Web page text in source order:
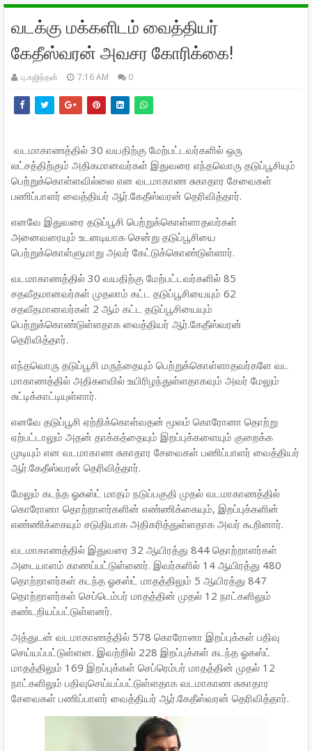
வடக்கு மக்களிடம் வைத்தியர்
கேதீஸ்வரன் அவசர கோரிக்கை!
பு.கஜிந்தன் 7:16 AM 0
வடமாகாணத்தில் 30 வயதிற்கு மேற்பட்டவர்களில் ஒரு
லட்சத்திற்கும் அதிகமானவர்கள் இதுவரை எந்தவொரு தடுப்பூசியும்
பெற்றுக்கொள்ளவில்லை என வடமாகாண சுகாதார சேவைகள்
பணிப்பாளர் வைத்தியர் ஆர்.கேதீஸ்வரன் தெரிவித்தார்.
எனவே இதுவரை தடுப்பூசி பெற்றுக்கொள்ளாதவர்கள்
அனைவரையும் உடனடியாக சென்று தடுப்பூசியை
பெற்றுக்கொள்ளுமாறு அவர் கேட்டுக்கொண்டுள்ளார்.
வடமாகாணத்தில் 30 வயதிற்கு மேற்பட்டவர்களில் 85
சதவீதமானவர்கள் முதலாம் கட்ட தடுப்பூசியையும் 62
சதவீதமானவர்கள் 2 ஆம் கட்ட தடுப்பூசியையும்
பெற்றுக்கொண்டுள்ளதாக வைத்தியர் ஆர்.கேதீஸ்வரன்
தெரிவித்தார்.
எந்தவொரு தடுப்பூசி மருந்தையும் பெற்றுக்கொள்ளாதவர்களே வட
மாகாணத்தில் அதிகளவில் உயிரிழந்துள்ளதாகவும் அவர் மேலும்
சுட்டிக்காட்டியுள்ளார்.
எனவே தடுப்பூசி ஏற்றிக்கொள்வதன் மூலம் கொரோனா தொற்று
ஏற்பட்டாலும் அதன் தாக்கத்தையும் இறப்புக்களையும் குறைக்க
முடியும் என வடமாகாண சுகாதார சேவைகள் பணிப்பாளர் வைத்தியர்
ஆர்.கேதீஸ்வரன் தெரிவித்தார்.
மேலும் கடந்த ஓகஸ்ட் மாதம் நடுப்பகுதி முதல் வடமாகாணத்தில்
கொரோனா தொற்றாளர்களின் எண்ணிக்கையும், இறப்புக்களின்
எண்ணிக்கையும் சடுதியாக அதிகரித்துள்ளதாக அவர் கூறினார்.
வடமாகாணத்தில் இதுவரை 32 ஆயிரத்து 844 தொற்றாளர்கள்
அடையாளம் காணப்பட்டுள்ளனர். இவர்களில் 14 ஆயிரத்து 480
தொற்றாளர்கள் கடந்த ஓகஸ்ட் மாதத்திலும் 5 ஆயிரத்து 847
தொற்றாளர்கள் செப்டெம்பர் மாதத்தின் முதல் 12 நாட்களிலும்
கண்டறியப்பட்டுள்ளனர்.
அத்துடன் வடமாகாணத்தில் 578 கொரோனா இறப்புக்கள் பதிவு
செய்யப்பட்டுள்ளன. இவற்றில் 228 இறப்புக்கள் கடந்த ஓகஸ்ட்
மாதத்திலும் 169 இறப்புக்கள் செப்ரெம்பர் மாதத்தின் முதல் 12
நாட்களிலும் பதிவுசெய்யப்பட்டுள்ளதாக வடமாகாண சுகாதார
சேவைகள் பணிப்பாளர் வைத்தியர் ஆர்.கேதீஸ்வரன் தெரிவித்தார்.